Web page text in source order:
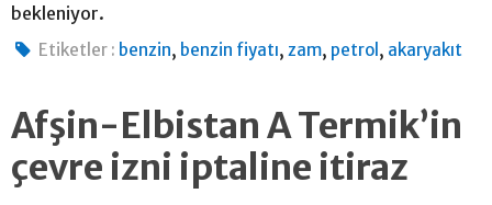
bekleniyor.
Etiketler : benzin, benzin fiyatı, zam, petrol , akaryakıt
Afşin-Elbistan A Termik’in
çevre izni iptaline itiraz